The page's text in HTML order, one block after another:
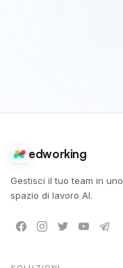
edworking
Gestisci il tuo team in uno
spazio di lavoro AI.